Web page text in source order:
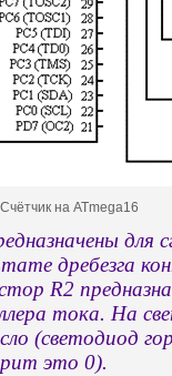
на ATmega16
для
дребезга
R2
тока. На
(светодиод
это 0).